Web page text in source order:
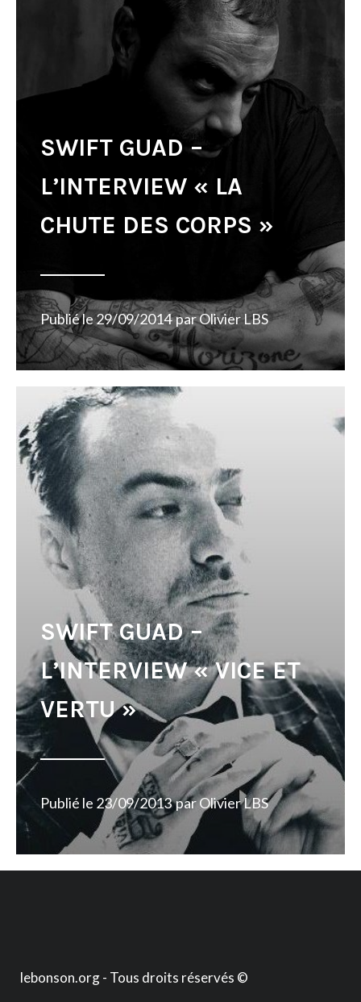
SWIFT GUAD –
L’INTERVIEW « LA
CHUTE DES CORPS »
Publié le29/09/2014 parOlivier LBS
SWIFT GUAD –
L’INTERVIEW « VICE ET
VERTU »
Publié le 23/09/2013 parOlivier LBS
lebonson.org - Tous droits réservés ©